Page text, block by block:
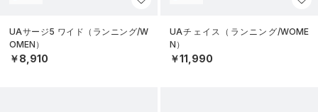
UAサージ5 ワイド（ランニング/W
OMEN）
￥8,910
UAチェイス（ランニング/WOME
N）
￥11,990